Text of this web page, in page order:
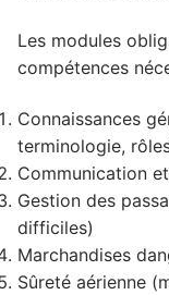
Les modules
compétences
Connaissances
terminologie,
Communication
Gestion des
difficiles)
Marchandises
Sûreté aérienne